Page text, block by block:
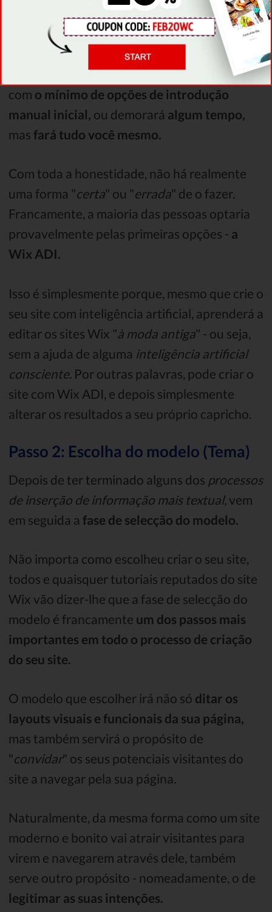
Dependendo do que escolher nesta fase,
enfrentaráum de dois resultados
- ou será
criar um site realmente rápido,mas
com o mínimo de opções de introdução
manual inicial, ou demorará algum tempo,
mas fará tudo você mesmo.
Com toda a honestidade, não há realmente
uma forma "certa" ou "errada" de o fazer.
Francamente, a maioria das pessoas optaria
provavelmente pelas primeiras opções - a
Wix ADI.
Isso é simplesmente porque, mesmo que crie o
seu site com inteligência artificial, aprenderá a
editar os sites Wix "à moda antiga" - ou seja,
sem a ajuda de alguma inteligência artificial
consciente. Por outras palavras, pode criar o
site com Wix ADI, e depois simplesmente
alterar os resultados a seu próprio capricho.
Passo 2: Escolha do modelo (Tema)
Depois de ter terminado alguns dos processos
de inserção de informação mais textual, vem
em seguida a fase de selecção do modelo.
Não importa como escolheu criar o seu site,
todos e quaisquer tutoriais reputados do site
Wix vão dizer-lhe que a fase de selecção do
modelo é francamente um dos passos mais
importantes em todo o processo de criação
do seu site.
O modelo que escolher irá não só ditar os
layouts visuais e funcionais da sua página,
mas também servirá o propósito de
"convidar" os seus potenciais visitantes do
site a navegar pela sua página.
Naturalmente, da mesma forma como um site
moderno e bonito vai atrair visitantes para
virem e navegarem através dele, também
serve outro propósito - nomeadamente, o de
legitimar as suas intenções.